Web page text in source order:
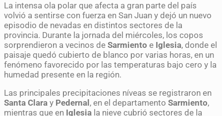
La intensa ola polar que afecta a gran parte del país
volvió a sentirse con fuerza en San Juan y dejó un nuevo
episodio de nevadas en distintos sectores de la
provincia. Durante la jornada del miércoles, los copos
sorprendieron a vecinos de Sarmiento e Iglesia, donde el
paisaje quedó cubierto de blanco por varias horas, en un
fenómeno favorecido por las temperaturas bajo cero y la
humedad presente en la región.
Las principales precipitaciones níveas se registraron en
Santa Clara y Pedernal , en el departamento Sarmiento,
mientras que en Iglesia la nieve cubrió sectores de la